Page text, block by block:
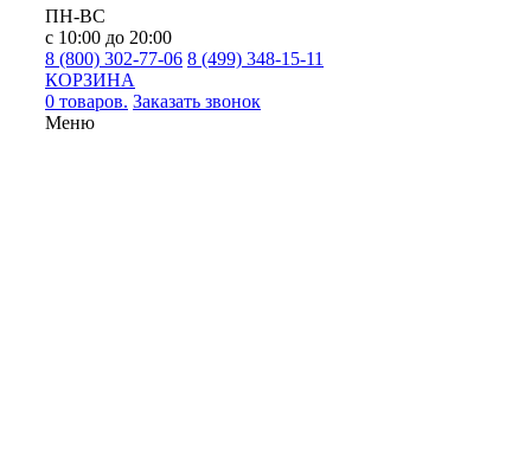
ПН-ВС
с 10:00 до 20:00
8 (800) 302-77-06 8 (499) 348-15-11
КОРЗИНА
0 товаров. Заказать звонок
Меню